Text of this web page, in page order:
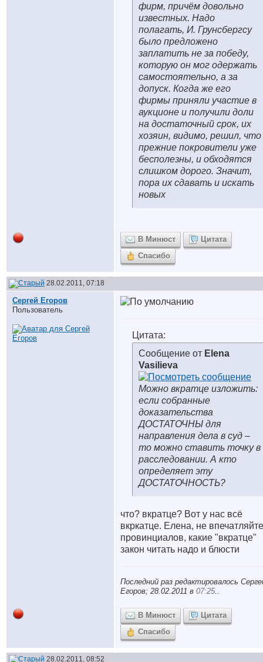
фирм, причём довольно
известных. Надо
полагать, И. Грунсбергсу
было предложено
заплатить не за победу,
которую он мог одержать
самостоятельно, а за
допуск. Когда же его
фирмы приняли участие в
аукционе и получили доли
на достаточный срок, их
хозяин, видимо, решил, что
прежние покровители уже
бесполезны, и обходятся
слишком дорого. Значит,
пора их сдавать и искать
новых
В Минюст
Цитата
Спасибо
28.02.2011, 07:18
Сергей Егоров
Пользователь
Цитата:
Сообщение от Elena
Vasilieva
Можно вкратце изложить:
если собранные
доказательства
ДОСТАТОЧНЫ для
направления дела в суд –
то можно ставить точку в
расследовании. А кто
определяет эту
ДОСТАТОЧНОСТЬ?
что? вкратце? Вот у нас всё
вкркатце. Елена, не впечатляйте
провинциалов, какие "вкратце"
закон читать надо и блюсти
Последний раз редактировалось
Егоров; 28.02.2011 в 07:25..
В Минюст
Цитата
Спасибо
28.02.2011, 08:52